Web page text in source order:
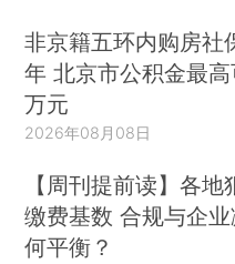
非京籍五环内购房社
年 北京市公积金最
万元
2026年08月08日
【周刊提前读】各地
缴费基数 合规与企业
何平衡？